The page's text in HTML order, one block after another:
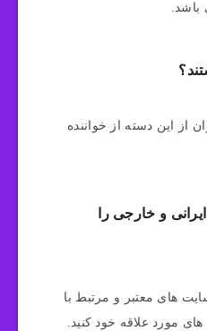
از این دسته از خواننده
و خارجی را
های معتبر و مرتبط با
مورد علاقه خود کنید.